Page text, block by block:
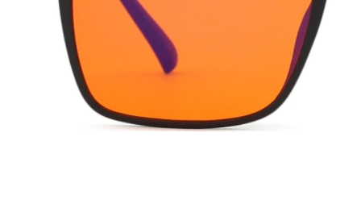
Calibre total dos óculos
36 mm
Comprimento do cristal
50 mm
Calibre do cristal